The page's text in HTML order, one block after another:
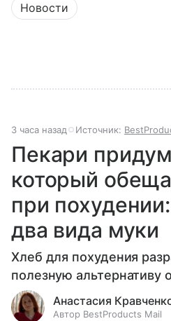
Новости
3 часа назад Источник:
Пекари
который
при
два вида муки
Хлеб для похудения
полезную альтернативу
Анастасия
Автор BestProducts Mail